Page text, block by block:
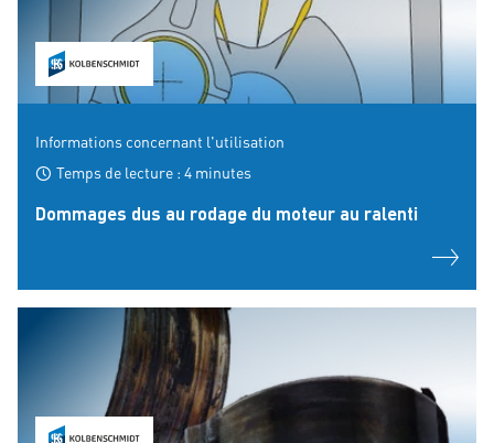
Informations concernant l'utilisation
Temps de lecture : 4 minutes
Dommages dus au rodage du moteur au ralenti